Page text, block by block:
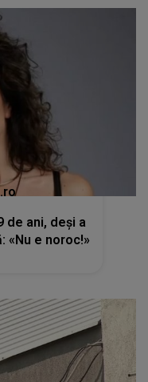
de ani, deși a
«Nu e noroc!»